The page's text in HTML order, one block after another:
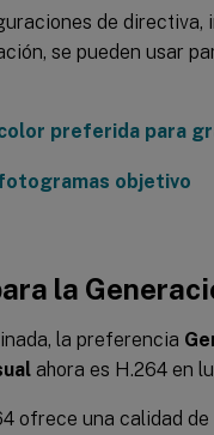
de
se pueden usar
preferida para
objetivo
la
la preferencia
ahora es H.264 en
ofrece una calidad